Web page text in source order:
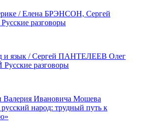
/ Елена БРЭНСОН, Сергей
разговоры
и язык / Сергей ПАНТЕЛЕЕВ Олег
разговоры
Валерия Ивановича Мошева
народ: трудный путь к